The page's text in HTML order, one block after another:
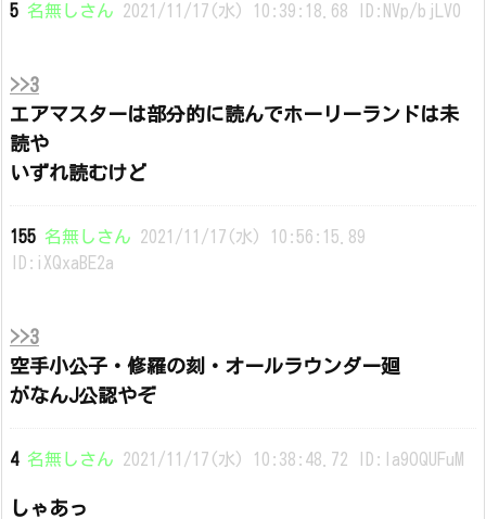
5 名無しさん 2021/11/17(水) 10:39:18.68 ID:NVp/bjLV0
>>3
エアマスターは部分的に読んでホーリーランドは未
読や
いずれ読むけど
155 名無しさん 2021/11/17(水) 10:56:15.89
ID:iXQxaBE2a
>>3
空手小公子・修羅の刻・オールラウンダー廻
がなんJ公認やぞ
4 名無しさん 2021/11/17(水) 10:38:48.72 ID:la9OQUFuM
しゃあっ